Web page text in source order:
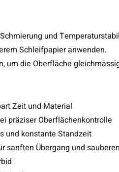
und
Schleifpapier anwenden.
um die Oberfläche
Zeit und Material
präziser Oberflächenkontrolle
und konstante Standzeit
sanften Übergang und